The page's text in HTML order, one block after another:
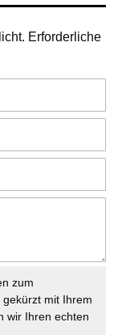
Erforderliche
zum
mit Ihrem
wir Ihren echten